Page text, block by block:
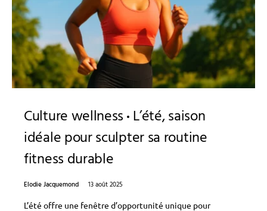
Culture wellness L’été, saison
idéale pour sculpter sa routine
fitness durable
Elodie Jacquemond
13 août 2025
L’été offre une fenêtre d’opportunité unique pour